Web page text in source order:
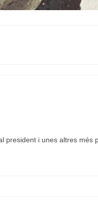
president i unes altres més